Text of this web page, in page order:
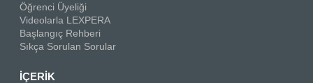
Öğrenci Üyeliği
Videolarla LEXPERA
Başlangıç Rehberi
Sıkça Sorulan Sorular
İÇERİK